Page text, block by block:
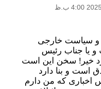
و سیاست خارجی
یا جناب رئیس
خیر! سخن این است
است و بنا دارد
اخباری که من دارم